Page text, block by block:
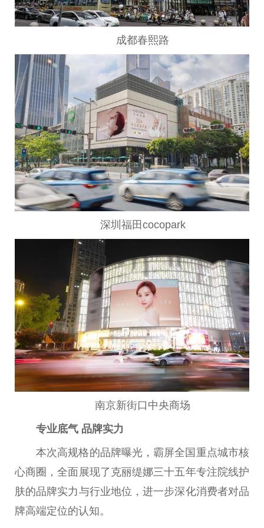
成都春熙路
深圳福田cocopark
南京新街口 中央商场
专业底气 品牌实力
本次高规格的品牌曝光，霸屏全国重点城市核
心商圈，全面展现了克丽缇娜三十五年专注院线护
肤的品牌实力与行业地位，进一步深化消费者对品
牌高端定位的认知。